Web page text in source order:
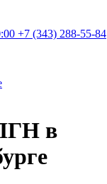
+7 (343) 288-55-84
в